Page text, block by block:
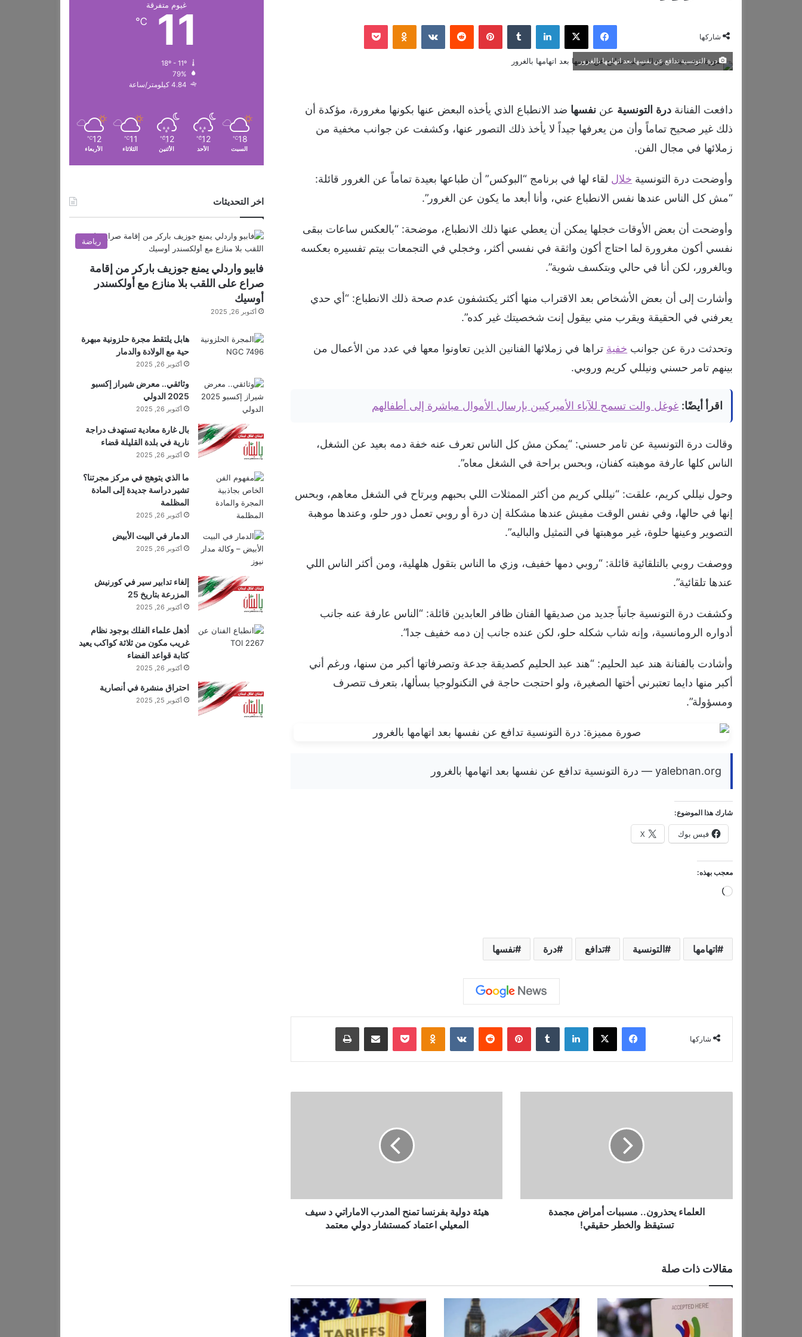
شاركها
فيسبوك ‫X لينكدإن بينتيريست ‏VKontakte
درة التونسية تدافع عن نفسها بعد اتهامها بالغرور
دافعت الفنانة درة التونسية عن نفسها ضد الانطباع الذي يأخذه البعض عنها بكونها مغرورة، مؤكدة أن
ذلك غير صحيح تماماً وأن من يعرفها جيداً لا يأخذ ذلك التصور عنها، وكشفت عن جوانب مخفية من
زملائها في مجال الفن.
وأوضحت درة التونسية خلال لقاء لها في برنامج “البوكس” أن طباعها بعيدة تماماً عن الغرور قائلة:
“مش كل الناس عندها نفس الانطباع عني، وأنا أبعد ما يكون عن الغرور”.
وأوضحت أن بعض الأوقات خجلها يمكن أن يعطي عنها ذلك الانطباع، موضحة: “بالعكس ساعات ببقى
نفسي أكون مغرورة لما احتاج أكون واثقة في نفسي أكثر، وخجلي في التجمعات بيتم تفسيره بعكسه
وبالغرور، لكن أنا في حالي وبتكسف شوية”.
وأشارت إلى أن بعض الأشخاص بعد الاقتراب منها أكثر يكتشفون عدم صحة ذلك الانطباع: “أي حدي
يعرفني في الحقيقة ويقرب مني بيقول إنت شخصيتك غير كده”.
وتحدثت درة عن جوانب خفية تراها في زملائها الفنانين الذين تعاونوا معها في عدد من الأعمال من
بينهم تامر حسني ونيللي كريم وروبي.
اقرأ أيضًا: غوغل والت تسمح للآباء الأميركيين بإرسال الأموال مباشرة إلى أطفالهم
وقالت درة التونسية عن تامر حسني: “يمكن مش كل الناس تعرف عنه خفة دمه بعيد عن الشغل،
الناس كلها عارفة موهبته كفنان، وبحس براحة في الشغل معاه”.
وحول نيللي كريم، علقت: “نيللي كريم من أكثر الممثلات اللي بحبهم وبرتاح في الشغل معاهم، وبحس
إنها في حالها، وفي نفس الوقت مفيش عندها مشكلة إن درة أو روبي تعمل دور حلو، وعندها موهبة
التصوير وعينها حلوة، غير موهبتها في التمثيل والباليه”.
ووصفت روبي بالتلقائية قائلة: “روبي دمها خفيف، وزي ما الناس بتقول هلهلية، ومن أكثر الناس اللي
عندها تلقائية”.
وكشفت درة التونسية جانباً جديد من صديقها الفنان ظافر العابدين قائلة: “الناس عارفة عنه جانب
أدواره الرومانسية، وإنه شاب شكله حلو، لكن عنده جانب إن دمه خفيف جدا”.
وأشادت بالفنانة هند عبد الحليم: “هند عبد الحليم كصديقة جدعة وتصرفاتها أكبر من سنها، ورغم أني
أكبر منها دايما تعتبرني أختها الصغيرة، ولو احتجت حاجة في التكنولوجيا بسألها، بتعرف تتصرف
ومسؤولة”.
yalebnan.org — درة التونسية تدافع عن نفسها بعد اتهامها بالغرور
شارك هذا الموضوع:
فيس بوك X
معجب بهذه:
ج
ي
ا
ح
م
…
اتهامها التونسية تدافع درة نفسها
شاركها
فيسبوك ‫X لينكدإن بينتيريست ‏VKontakte
ح
.
م
س
العلماء يحذرون.. مسببات أمراض مجمدة
تستيقظ والخطر حقيقي!
ة
ت
م
هيئة دولية بفرنسا تمنح المدرب الاماراتي د سيف
المعيلي اعتماد كمستشار دولي معتمد
مقالات ذات صلة
غيوم متفرقة
11
℃
79%
4.84 كيلومتر/ساعة
18
℃
السبت
12
℃
الأحد
12
℃
الأثنين
11
℃
الثلاثاء
12
℃
الأربعاء
اخر التحديثات
رياضة
فابيو واردلي يمنع جوزيف باركر من إقامة
صراع على اللقب بلا منازع مع أولكسندر
أوسيك
أكتوبر 26, 2025
هابل يلتقط مجرة ​​حلزونية مبهرة
حية مع الولادة والدمار
أكتوبر 26, 2025
وثائقي.. معرض شيراز إكسبو
2025 الدولي
أكتوبر 26, 2025
بال غارة معادية تستهدف دراجة
نارية في بلدة القليلة قضاء
أكتوبر 26, 2025
ما الذي يتوهج في مركز مجرتنا؟
تشير دراسة جديدة إلى المادة
المظلمة
أكتوبر 26, 2025
الدمار في البيت الأبيض
أكتوبر 26, 2025
إلغاء تدابير سير في كورنيش
المزرعة بتاريخ 25
أكتوبر 26, 2025
أذهل علماء الفلك بوجود نظام
غريب مكون من ثلاثة كواكب يعيد
كتابة قواعد الفضاء
أكتوبر 26, 2025
احتراق منشرة في أنصارية
أكتوبر 25, 2025